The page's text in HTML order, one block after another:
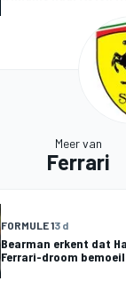
Meer van
Ferrari
FORMULE 13 d
Bearman erkent dat
Ferrari-droom